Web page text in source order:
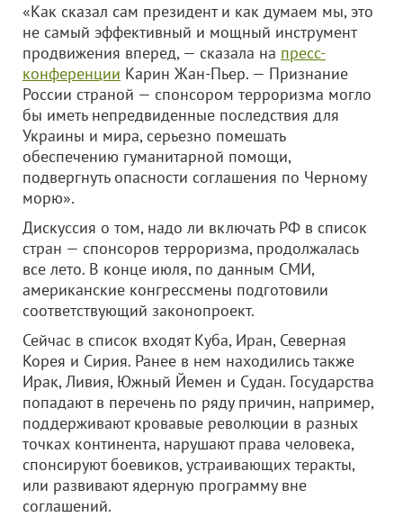
«Как сказал сам президент и как думаем мы, это
не самый эффективный и мощный инструмент
продвижения вперед, — сказала на пресс-
конференции Карин Жан-Пьер. — Признание
России страной — спонсором терроризма могло
бы иметь непредвиденные последствия для
Украины и мира, серьезно помешать
обеспечению гуманитарной помощи,
подвергнуть опасности соглашения по Черному
морю».
Дискуссия о том, надо ли включать РФ в список
стран — спонсоров терроризма, продолжалась
все лето. В конце июля, по данным СМИ,
американские конгрессмены подготовили
соответствующий законопроект.
Сейчас в список входят Куба, Иран, Северная
Корея и Сирия. Ранее в нем находились также
Ирак, Ливия, Южный Йемен и Судан. Государства
попадают в перечень по ряду причин, например,
поддерживают кровавые революции в разных
точках континента, нарушают права человека,
спонсируют боевиков, устраивающих теракты,
или развивают ядерную программу вне
соглашений.